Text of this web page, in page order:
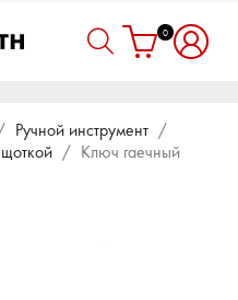
0
Ручной инструмент
Ключ гаечный